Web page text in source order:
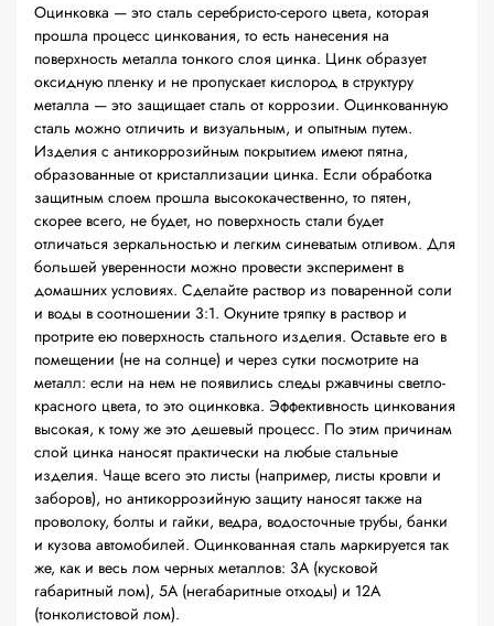
Оцинковка — это сталь серебристо-серого цвета, которая
прошла процесс цинкования, то есть нанесения на
поверхность металла тонкого слоя цинка. Цинк образует
оксидную пленку и не пропускает кислород в структуру
металла — это защищает сталь от коррозии. Оцинкованную
сталь можно отличить и визуальным, и опытным путем.
Изделия с антикоррозийным покрытием имеют пятна,
образованные от кристаллизации цинка. Если обработка
защитным слоем прошла высококачественно, то пятен,
скорее всего, не будет, но поверхность стали будет
отличаться зеркальностью и легким синеватым отливом. Для
большей уверенности можно провести эксперимент в
домашних условиях. Сделайте раствор из поваренной соли
и воды в соотношении 3:1. Окуните тряпку в раствор и
протрите ею поверхность стального изделия. Оставьте его в
помещении (не на солнце) и через сутки посмотрите на
металл: если на нем не появились следы ржавчины светло-
красного цвета, то это оцинковка. Эффективность цинкования
высокая, к тому же это дешевый процесс. По этим причинам
слой цинка наносят практически на любые стальные
изделия. Чаще всего это листы (например, листы кровли и
заборов), но антикоррозийную защиту наносят также на
проволоку, болты и гайки, ведра, водосточные трубы, банки
и кузова автомобилей. Оцинкованная сталь маркируется так
же, как и весь лом черных металлов: 3А (кусковой
габаритный лом), 5А (негабаритные отходы) и 12А
(тонколистовой лом).